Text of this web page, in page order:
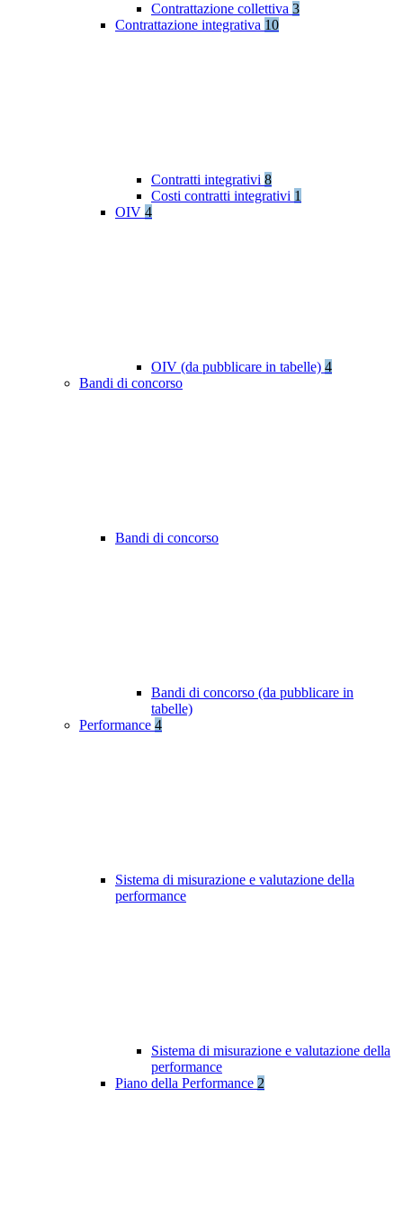
Contrattazione collettiva 3
Contrattazione integrativa 10
Contratti integrativi 8
Costi contratti integrativi 1
OIV 4
OIV (da pubblicare in tabelle) 4
Bandi di concorso
Bandi di concorso
Bandi di concorso (da pubblicare in
tabelle)
Performance 4
Sistema di misurazione e valutazione della
performance
Sistema di misurazione e valutazione della
performance
Piano della Performance 2